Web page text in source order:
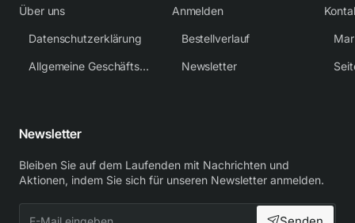
Über uns
Datenschutzerklärung
Allgemeine Geschäftsbedingungen
Anmelden
Bestellverlauf
Newsletter
Newsletter
Bleiben Sie auf dem Laufenden mit Nachrichten und
Aktionen, indem Sie sich für unseren Newsletter anmelden.